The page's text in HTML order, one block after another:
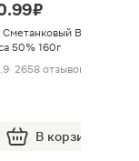
₽
Варвара
50% 160г
· 2658 отзывов
В корзину